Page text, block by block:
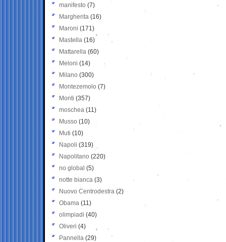
manifesto (7)
Margherita (16)
Maroni (171)
Mastella (16)
Mattarella (60)
Meloni (14)
Milano (300)
Montezemolo (7)
Monti (357)
moschea (11)
Musso (10)
Muti (10)
Napoli (319)
Napolitano (220)
no global (5)
notte bianca (3)
Nuovo Centrodestra (2)
Obama (11)
olimpiadi (40)
Oliveri (4)
Pannella (29)